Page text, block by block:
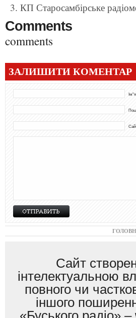
КП Старосамбірське
Comments
comments
ЗАЛИШИТИ КОМЕНТАР
Сайт
інтелектуальною
повного чи
іншого